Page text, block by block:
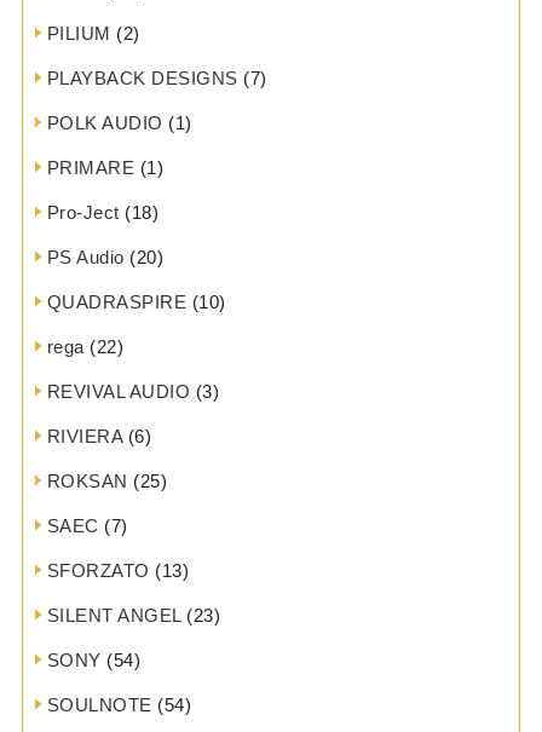
PILIUM (2)
PLAYBACK DESIGNS (7)
POLK AUDIO (1)
PRIMARE (1)
Pro-Ject (18)
PS Audio (20)
QUADRASPIRE (10)
rega (22)
REVIVAL AUDIO (3)
RIVIERA(6)
ROKSAN (25)
SAEC (7)
SFORZATO (13)
SILENT ANGEL(23)
SONY (54)
SOULNOTE (54)